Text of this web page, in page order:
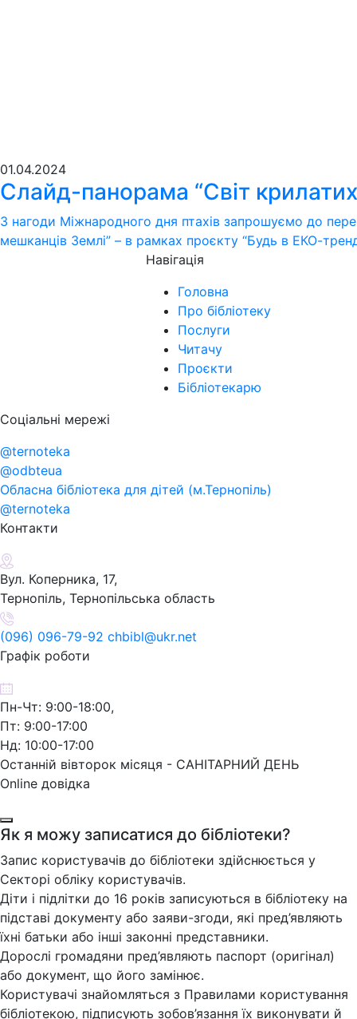
01.04.2024
Слайд-панорама “Світ
З нагоди Міжнародного дня птахів запрошуємо до
мешканців Землі” – в рамках проєкту “Будь в ЕКО-
Навігація
Головна
Про бібліотеку
Послуги
Читачу
Проєкти
Бібліотекарю
Соціальні мережі
@ternoteka
@odbteua
Обласна бібліотека для дітей (м.Тернопіль)
@ternoteka
Контакти
Вул. Коперника, 17,
Тернопіль, Тернопільська область
(096) 096-79-92 chbibl@ukr.net
Графік роботи
Пн-Чт: 9:00-18:00,
Пт: 9:00-17:00
Нд: 10:00-17:00
Останній вівторок місяця - САНІТАРНИЙ ДЕНЬ
Online довідка
Як я можу записатися до бібліотеки?
Запис користувачів до бібліотеки здійснюється у
Секторі обліку користувачів.
Діти і підлітки до 16 років записуються в бібліотеку на
підставі документу або заяви-згоди, які пред’являють
їхні батьки або інші законні представники.
Дорослі громадяни пред’являють паспорт (оригінал)
або документ, що його замінює.
Користувачі знайомляться з Правилами користування
бібліотекою, підписують зобов’язання їх виконувати й